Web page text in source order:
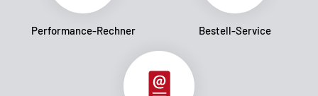
Performance-Rechner Bestell-Service